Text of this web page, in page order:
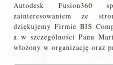
Autodesk Fusion360
zainteresowaniem ze
dziękujemy Firmie BIŚ
a w szczególności Panu
włożony w organizację oraz